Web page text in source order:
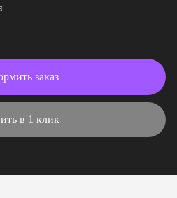
заказ
в 1 клик